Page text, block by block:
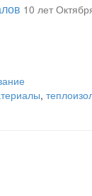
10 лет
,